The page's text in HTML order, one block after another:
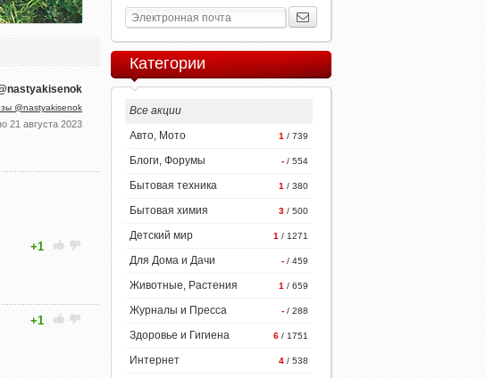
@nastyakisenok
21 августа 2023
+1
+1
Категории
Все акции
1 / 739
Авто, Мото
- / 554
Блоги, Форумы
1 / 380
Бытовая техника
3 / 500
Бытовая химия
1 / 1271
Детский мир
- / 459
Для Дома и Дачи
1 / 659
Животные, Растения
- / 288
Журналы и Пресса
6 / 1751
Здоровье и Гигиена
4 / 538
Интернет